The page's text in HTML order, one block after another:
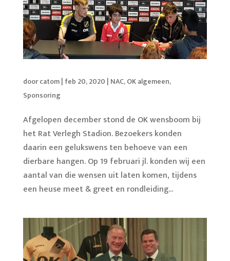
doorcatom| feb 20, 2020 | NAC,OK algemeen,
Sponsoring
Afgelopen december stond de OK wensboom bij
het Rat Verlegh Stadion. Bezoekers konden
daarin een gelukswens ten behoeve van een
dierbare hangen. Op 19 februari jl. konden wij een
aantal van die wensen uit laten komen, tijdens
een heuse meet & greet en rondleiding...